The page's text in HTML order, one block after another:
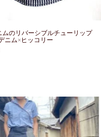
ムのリバーシブルチューリップ
ニム×ヒッコリー